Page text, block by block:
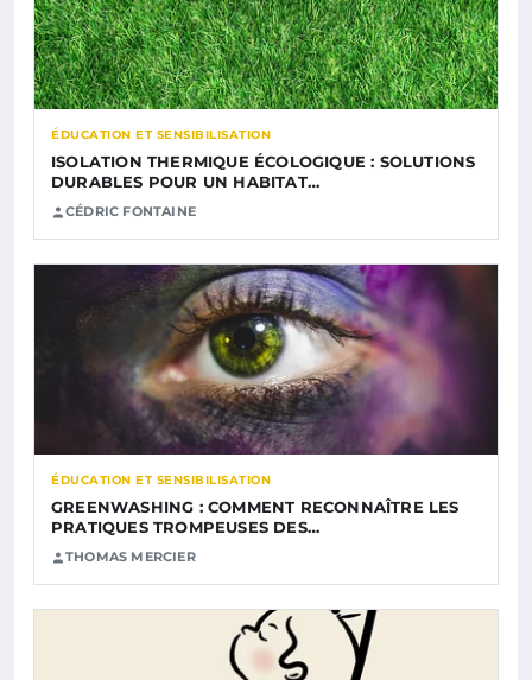
ÉDUCATION ET SENSIBILISATION
ISOLATION THERMIQUE ÉCOLOGIQUE : SOLUTIONS
DURABLES POUR UN HABITAT…
CÉDRIC FONTAINE
ÉDUCATION ET SENSIBILISATION
GREENWASHING : COMMENT RECONNAÎTRE LES
PRATIQUES TROMPEUSES DES…
THOMAS MERCIER